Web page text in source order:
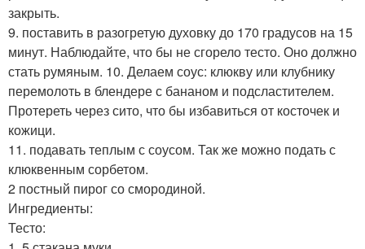
закрыть.
9. поставить в разогретую духовку до 170 градусов на 15
минут. Наблюдайте, что бы не сгорело тесто. Оно должно
стать румяным. 10. Делаем соус: клюкву или клубнику
перемолоть в блендере с бананом и подсластителем.
Протереть через сито, что бы избавиться от косточек и
кожици.
11. подавать теплым с соусом. Так же можно подать с
клюквенным сорбетом.
2 постный пирог со смородиной.
Ингредиенты:
Тесто: